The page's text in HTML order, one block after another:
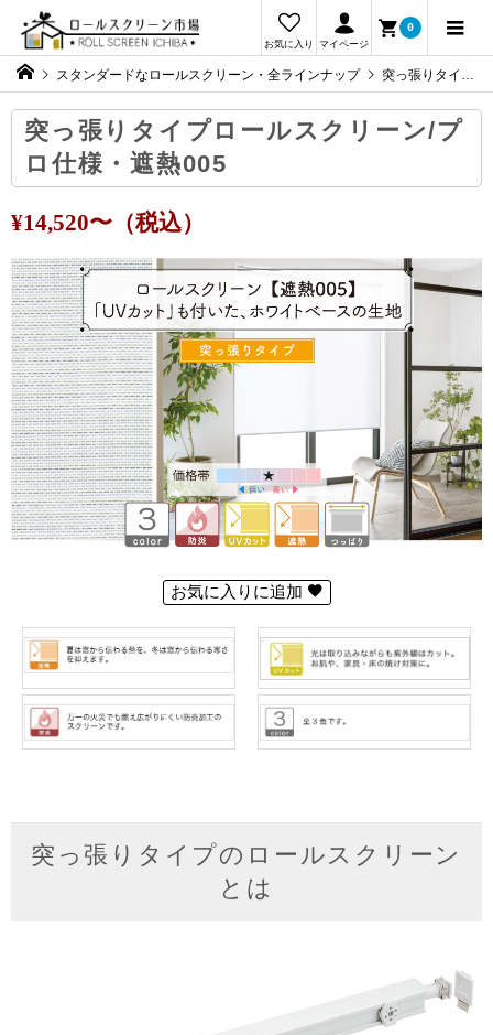
0
お気に入り マイページ
スタンダードなロールスクリーン・全ラインナップ 突っ張りタイプロールスクリーン/プロ仕様・遮熱005
突っ張りタイプロールスクリーン/プ
ロ仕様・遮熱005
¥14,520〜（税込）
お気に入りに追加
突っ張りタイプのロールスクリーン
とは